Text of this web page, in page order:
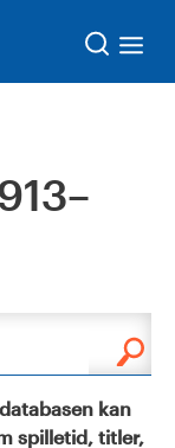
kan
spilletid, titler,